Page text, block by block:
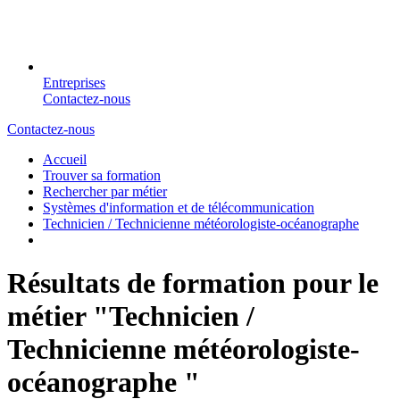
Entreprises
Contactez-nous
Contactez-nous
Accueil
Trouver sa formation
Rechercher par métier
Systèmes d'information et de télécommunication
Technicien / Technicienne météorologiste-océanographe
Résultats de formation pour le
métier "Technicien /
Technicienne météorologiste-
océanographe "